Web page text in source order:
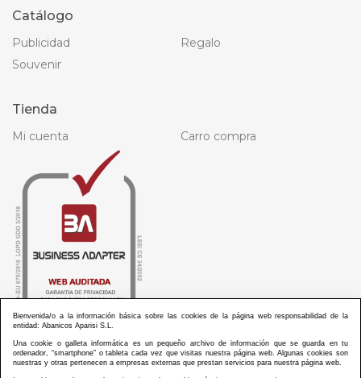
Catálogo
Publicidad
Regalo
Souvenir
Tienda
Mi cuenta Carro compra
Bienvenida/o a la información básica sobre las cookies de la página web responsabilidad de la
entidad: Abanicos Aparisi S.L.
Una cookie o galleta informática es un pequeño archivo de información que se guarda en tu
ordenador, “smartphone” o tableta cada vez que visitas nuestra página web. Algunas cookies son
nuestras y otras pertenecen a empresas externas que prestan servicios para nuestra página web.